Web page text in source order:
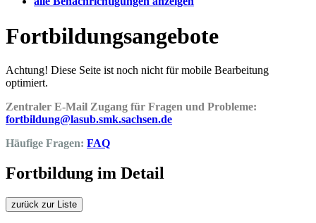
Fortbildungsangebote
Achtung! Diese Seite ist noch nicht für mobile Bearbeitung
optimiert.
Zentraler E-Mail Zugang für Fragen und Probleme:
fortbildung@lasub.smk.sachsen.de
Häufige Fragen: FAQ
Fortbildung im Detail
zurück zur Liste